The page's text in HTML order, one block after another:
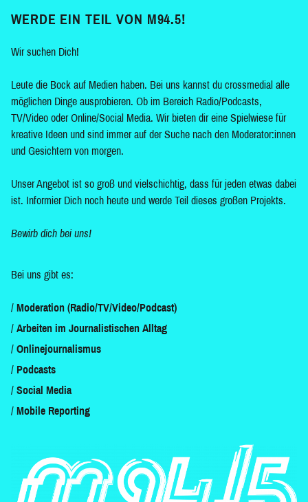
WERDE EIN TEIL VON M94.5!
Wir suchen Dich!
Leute die Bock auf Medien haben. Bei uns kannst du crossmedial alle
möglichen Dinge ausprobieren. Ob im Bereich Radio/Podcasts,
TV/Video oder Online/Social Media. Wir bieten dir eine Spielwiese für
kreative Ideen und sind immer auf der Suche nach den Moderator:innen
und Gesichtern von morgen.
Unser Angebot ist so groß und vielschichtig, dass für jeden etwas dabei
ist. Informier Dich noch heute und werde Teil dieses großen Projekts.
Bewirb dich bei uns!
Bei uns gibt es:
Moderation (Radio/TV/Video/Podcast)
Arbeiten im Journalistischen Alltag
Onlinejournalismus
Podcasts
Social Media
Mobile Reporting